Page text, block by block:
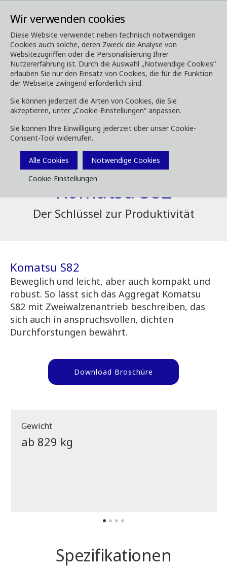
Wir verwenden cookies
Diese Website verwendet neben technisch notwendigen
Cookies auch solche, deren Zweck die Analyse von
Websitezugriffen oder die Personalisierung Ihrer
Nutzererfahrung ist. Durch die Auswahl „Notwendige Cookies“
erlauben Sie nur den Einsatz von Cookies, die für die Funktion
der Webseite zwingend erforderlich sind.
Sie können jederzeit die Arten von Cookies, die Sie
akzeptieren, unter „Cookie-Einstellungen“ anpassen.
Sie können Ihre Einwilligung jederzeit über unser Cookie-
Consent-Tool widerrufen.
Alle Cookies
Notwendige Cookies
Cookie-Einstellungen
Forstmaschinen Harvester-Aggregate S82
Komatsu S82
Der Schlüssel zur Produktivität
Komatsu S82
Beweglich und leicht, aber auch kompakt und
robust. So lässt sich das Aggregat Komatsu
S82 mit Zweiwalzenantrieb beschreiben, das
sich auch in anspruchsvollen, dichten
Durchforstungen bewährt.
Download Broschüre
Gewicht
ab 829 kg
Spezifikationen